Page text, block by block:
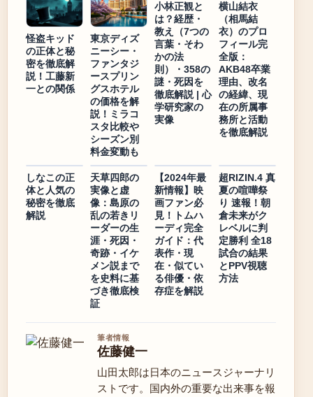
怪盗キッド
の正体と秘
密を徹底解
説！工藤新
一との関係
東京ディズ
ニーシー・
ファンタジ
ースプリン
グスホテル
の価格を解
説！ミラコ
スタ比較や
シーズン別
料金変動も
小林正観と
は？経歴・
教え（7つの
言葉・そわ
かの法
則）・358の
謎・死因を
徹底解説 | 心
学研究家の
実像
横山結衣
（相馬結
衣）のプロ
フィール完
全版：
AKB48卒業
理由、改名
の経緯、現
在の所属事
務所と活動
を徹底解説
しなこの正
体と人気の
秘密を徹底
解説
天草四郎の
実像と虚
像：島原の
乱の若きリ
ーダーの生
涯・死因・
奇跡・イケ
メン説まで
を史料に基
づき徹底検
証
【2024年最
新情報】映
画ファン必
見！トムハ
ーディ完全
ガイド：代
表作・現
在・似てい
る俳優・依
存症を解説
超RIZIN.4 真
夏の喧嘩祭
り 速報！朝
倉未来がク
レベルに判
定勝利 全18
試合の結果
とPPV視聴
方法
筆者情報
佐藤健一
山田太郎は日本のニュースジャーナリ
ストです。国内外の重要な出来事を報